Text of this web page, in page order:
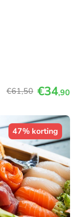
€61,50 €34,90
47% korting